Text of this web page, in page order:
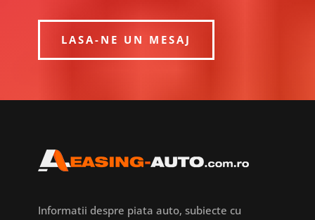
LASA-NE UN MESAJ
Informatii despre piata auto, subiecte cu